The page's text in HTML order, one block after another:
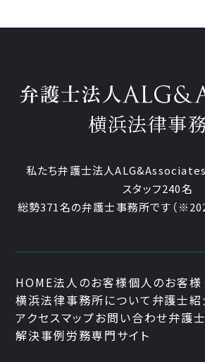
横浜法律事
私たち弁護士法人ALG&Associates
スタッフ240名
総勢371名の弁護士事務所です （
HOME法人のお客様個人のお客様
横浜法律事務所について 弁護士紹
アクセスマップお問い合わせ弁護
解決事例労務専門サイト